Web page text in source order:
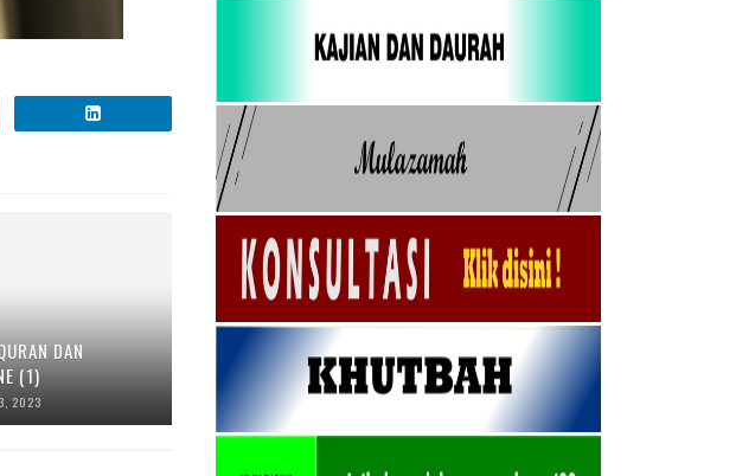
DAN
(1)
2023